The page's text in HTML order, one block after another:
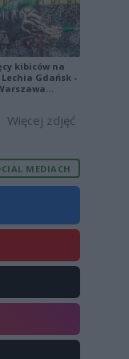
kibiców na
Gdańsk -
Więcej zdjęć
MEDIACH